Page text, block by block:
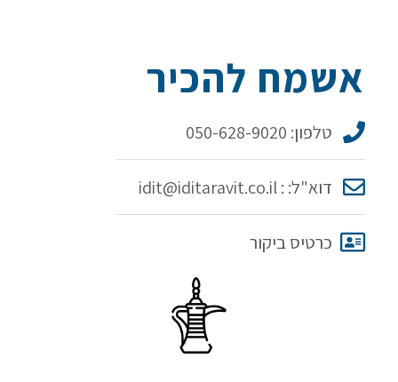
אשמח להכיר
טלפון: 050-628-9020
דוא"ל: : idit@iditaravit.co.il
כרטיס ביקור